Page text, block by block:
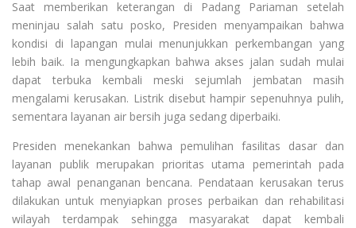
Saat memberikan keterangan di Padang Pariaman setelah
meninjau salah satu posko, Presiden menyampaikan bahwa
kondisi di lapangan mulai menunjukkan perkembangan yang
lebih baik. Ia mengungkapkan bahwa akses jalan sudah mulai
dapat terbuka kembali meski sejumlah jembatan masih
mengalami kerusakan. Listrik disebut hampir sepenuhnya pulih,
sementara layanan air bersih juga sedang diperbaiki.
Presiden menekankan bahwa pemulihan fasilitas dasar dan
layanan publik merupakan prioritas utama pemerintah pada
tahap awal penanganan bencana. Pendataan kerusakan terus
dilakukan untuk menyiapkan proses perbaikan dan rehabilitasi
wilayah terdampak sehingga masyarakat dapat kembali